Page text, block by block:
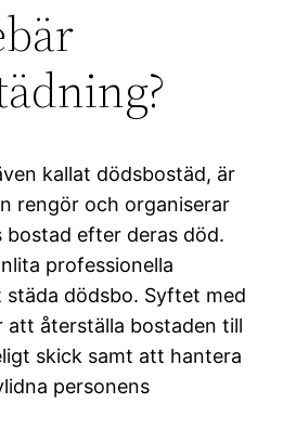
kallat dödsbostäd, är
rengör och organiserar
bostad efter deras död.
professionella
dödsbo. Syftet med
att återställa bostaden till
skick samt att hantera
personens